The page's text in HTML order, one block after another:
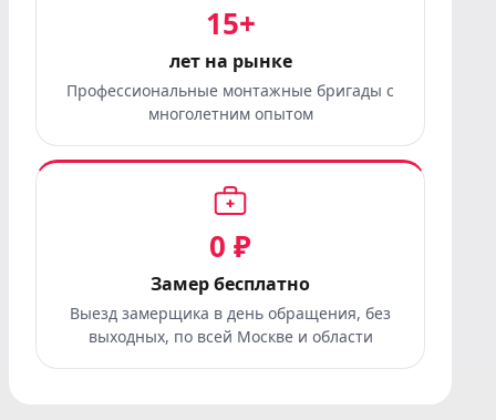
15+
лет на рынке
Профессиональные монтажные бригады с
многолетним опытом
0 ₽
Замер бесплатно
Выезд замерщика в день обращения, без
выходных, по всей Москве и области